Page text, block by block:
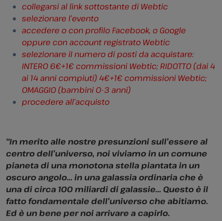
collegarsi al link sottostante di Webtic
selezionare l’evento
accedere o con profilo Facebook, o Google
oppure con account registrato Webtic
selezionare il numero di posti da acquistare:
INTERO 6€+1€ commissioni Webtic; RIDOTTO (dai 4
ai 14 anni compiuti) 4€+1€ commissioni Webtic;
OMAGGIO (bambini 0-3 anni)
procedere all’acquisto
“In merito alle nostre presunzioni sull’essere al
centro dell’universo, noi viviamo in un comune
pianeta di una monotona stella piantata in un
oscuro angolo… in una galassia ordinaria che è
una di circa 100 miliardi di galassie… Questo è il
fatto fondamentale dell’universo che abitiamo.
Ed è un bene per noi arrivare a capirlo.